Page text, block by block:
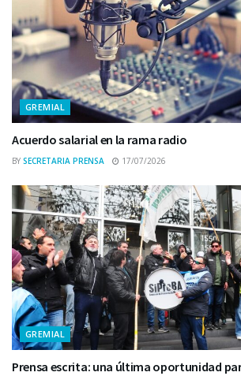
GREMIAL
Acuerdo salarial en la rama radio
BY SECRETARIA PRENSA 17/07/2026
GREMIAL
Prensa escrita: una última oportunidad